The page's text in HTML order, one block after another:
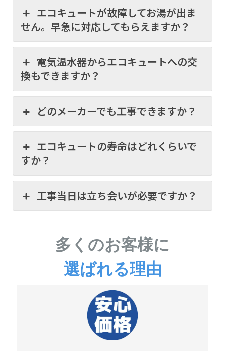
エコキュートが故障してお湯が出ま
せん。早急に対応してもらえますか？
電気温水器からエコキュートへの交
換もできますか？
どのメーカーでも工事できますか？
エコキュートの寿命はどれくらいで
すか？
工事当日は立ち会いが必要ですか？
多くのお客様に
選ばれる理由